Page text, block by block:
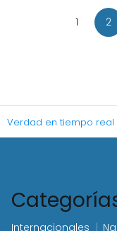
1 2
Verdad en tiempo real
Internacionales